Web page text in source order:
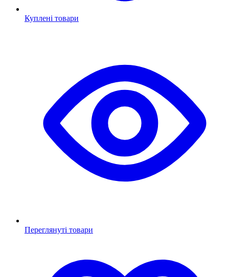
Куплені товари
Переглянуті товари